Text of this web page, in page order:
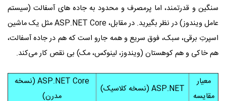
سنگین و قدرتمند، اما پرمصرف و محدود به جاده‌ های آسفالت (سیستم‌
عامل ویندوز) در نظر بگیرید. در مقابل، ASP.NET Core مثل یک ماشین
اسپرتِ برقی، سبک، فوق ‌سریع و همه ‌جارو است که هم در جاده آسفالت،
هم خاکی و هم کوهستان (ویندوز، لینوکس، مک) بی ‌نقص کار می‌کند.
معیار
مقایسه
ASP.NET (نسخه کلاسیک)
ASP.NET Core (نسخه
مدرن)